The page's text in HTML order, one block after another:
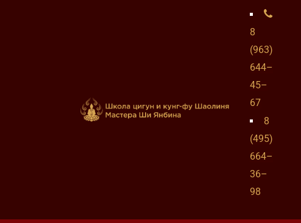
8
(963)
644–
45–
67
8
(495)
664–
36–
98